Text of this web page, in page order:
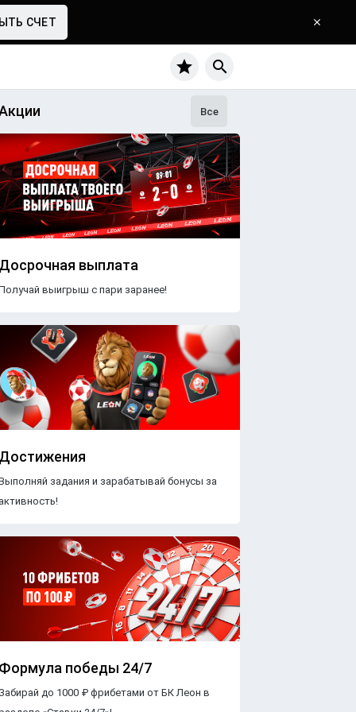
СЧЕТ
Все
Досрочная выплата
выигрыш с пари заранее!
Достижения
задания и зарабатывай бонусы за
активность!
Формула победы 24/7
Забирай до 1000 ₽ фрибетами от БК Леон в